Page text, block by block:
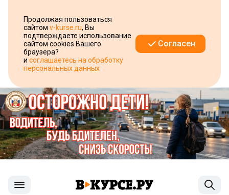
Продолжая пользоваться
сайтом v-kurse.ru, Вы
подтверждаете использование
сайтом cookies Вашего
браузера?
и соглашаетесь на обработку
персональных данных
Согласен